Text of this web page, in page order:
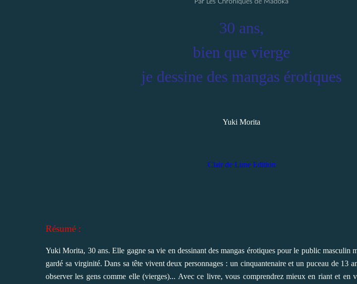
30 ans,
bien que vierge
je dessine des mangas érotiques
Yuki Morita
Clair de Lune Edition
Résumé :
Yuki Morita, 30 ans. Elle gagne sa vie en dessinant des mangas érotiques pour le public masculin
gardé sa virginité. Dans sa tête vivent deux personnages : un cinquantenaire et un puceau de 13
observer les gens comme elle (vierges)... Avec ce livre, vous comprendrez mieux en riant et en